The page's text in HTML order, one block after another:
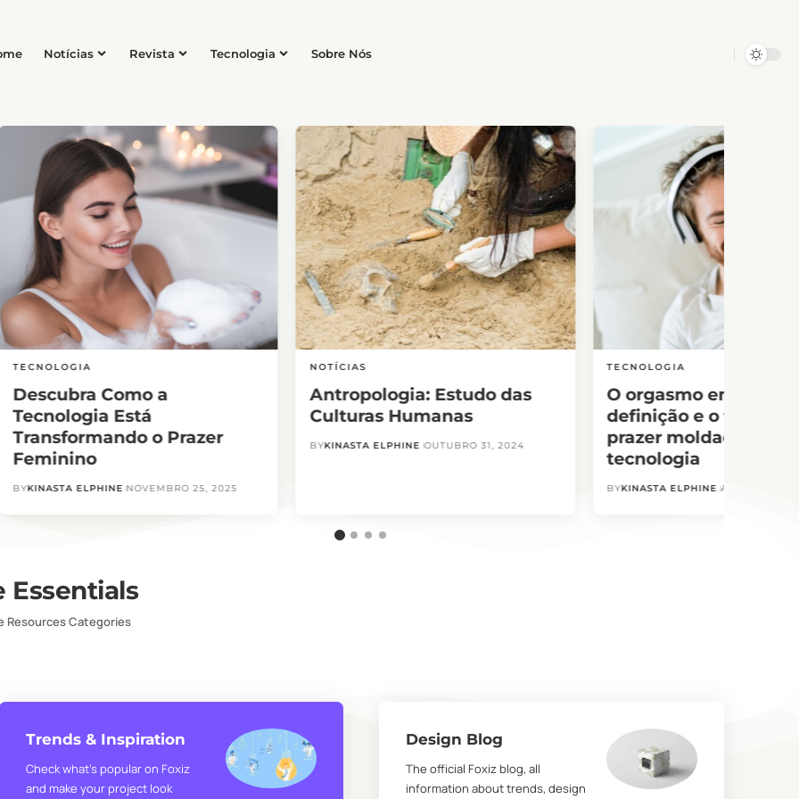
Notícias Revista Tecnologia Sobre Nós
TECNOLOGIA
Descubra Como a
Tecnologia Está
Transformando o Prazer
Feminino
BYKINASTA ELPHINE NOVEMBRO 25, 2025
NOTÍCIAS
Antropologia: Estudo das
Culturas Humanas
BYKINASTA ELPHINE OUTUBRO 31, 2024
TECNOLOGIA
O orgasmo em alta
definição e o futuro
prazer moldado pela
tecnologia
BYKINASTA ELPHINE AGOSTO 1,
Essentials
Resources Categories
Trends & Inspiration
Check what’s popular on Foxiz
and make your project look
Design Blog
The official Foxiz blog, all
information about trends, design